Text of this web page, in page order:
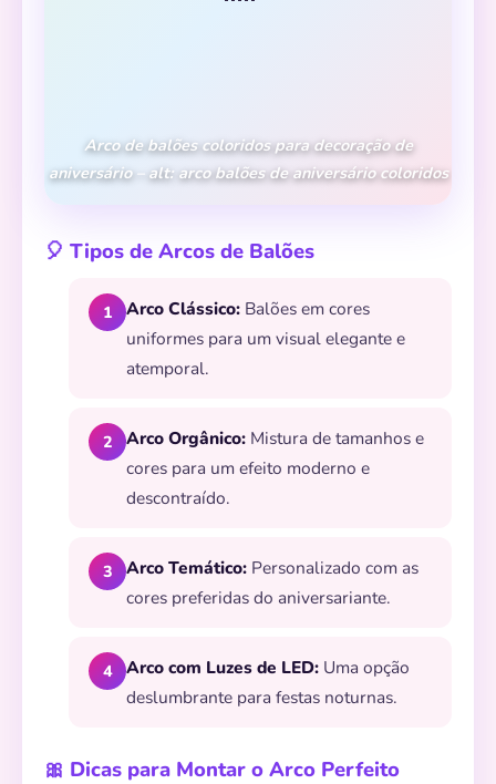
Arco de balões coloridos para decoração de
aniversário – alt: arco balões de aniversário coloridos
🎈 Tipos de Arcos de Balões
1 Arco Clássico: Balões em cores
uniformes para um visual elegante e
atemporal.
2 Arco Orgânico: Mistura de tamanhos e
cores para um efeito moderno e
descontraído.
3 Arco Temático: Personalizado com as
cores preferidas do aniversariante.
4 Arco com Luzes de LED: Uma opção
deslumbrante para festas noturnas.
🎀 Dicas para Montar o Arco Perfeito